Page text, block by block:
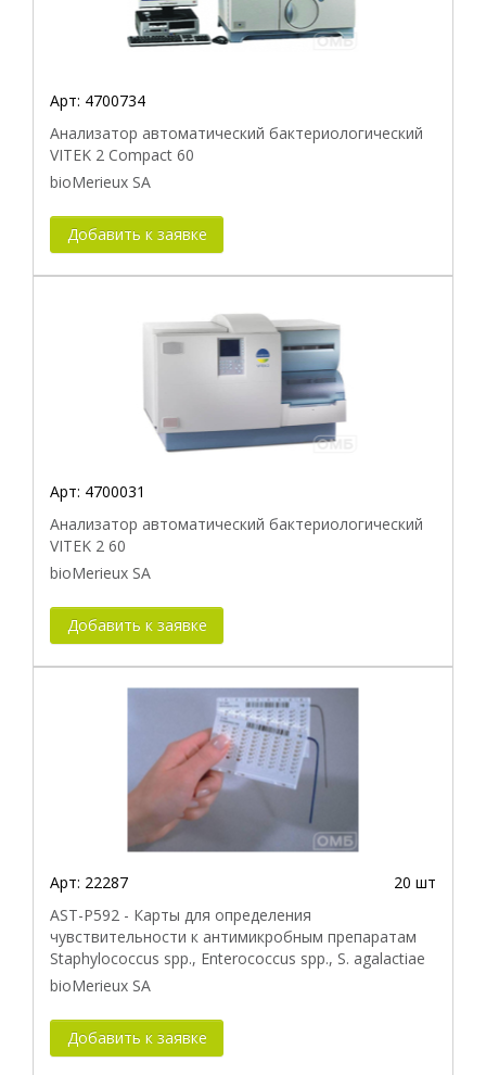
Арт: 4700734
Анализатор автоматический бактериологический
VITEK 2 Compact 60
bioMerieux SA
Добавить к заявке
Арт: 4700031
Анализатор автоматический бактериологический
VITEK 2 60
bioMerieux SA
Добавить к заявке
Арт: 22287
20 шт
AST-P592 - Карты для определения
чувствительности к антимикробным препаратам
Staphylococcus spp., Enterococcus spp., S. agalactiae
bioMerieux SA
Добавить к заявке